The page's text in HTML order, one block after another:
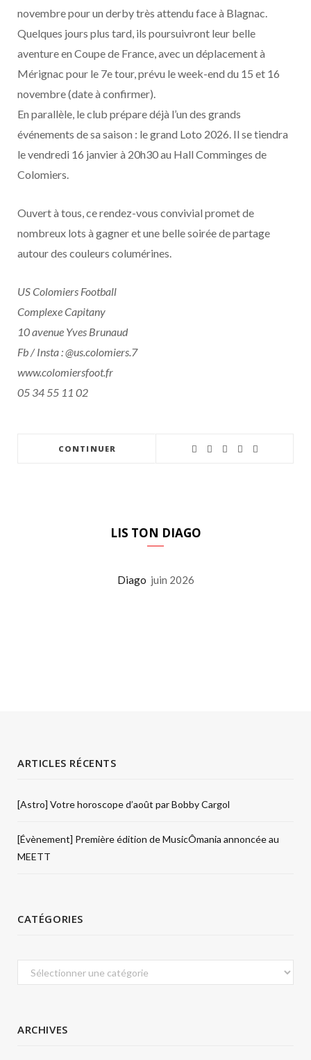
novembre pour un derby très attendu face à Blagnac.
Quelques jours plus tard, ils poursuivront leur belle
aventure en Coupe de France, avec un déplacement à
Mérignac pour le 7e tour, prévu le week-end du 15 et 16
novembre (date à confirmer).
En parallèle, le club prépare déjà l’un des grands
événements de sa saison : le grand Loto 2026. Il se tiendra
le vendredi 16 janvier à 20h30 au Hall Comminges de
Colomiers.
Ouvert à tous, ce rendez-vous convivial promet de
nombreux lots à gagner et une belle soirée de partage
autour des couleurs columérines.
US Colomiers Football
Complexe Capitany
10 avenue Yves Brunaud
Fb / Insta : @us.colomiers.7
www.colomiersfoot.fr
05 34 55 11 02
CONTINUER
LIS TON DIAGO
Diago juin 2026
ARTICLES RÉCENTS
[Astro] Votre horoscope d’août par Bobby Cargol
[Évènement] Première édition de MusicÔmania annoncée au
MEETT
CATÉGORIES
Catégories
ARCHIVES